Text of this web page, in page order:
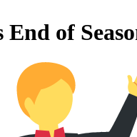
of